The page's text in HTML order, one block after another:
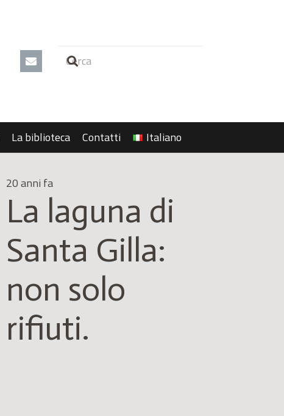
La biblioteca Contatti Italiano
20 anni fa
La laguna di
Santa Gilla:
non solo
rifiuti.